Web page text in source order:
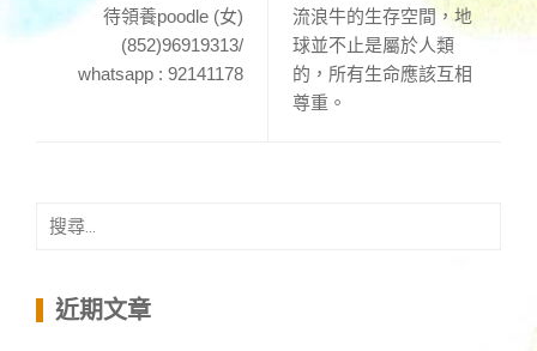
待領養poodle (女)
(852)96919313/
whatsapp : 92141178
流浪牛的生存空間，地
球並不止是屬於人類
的，所有生命應該互相
尊重。
搜
鍵 近期文章